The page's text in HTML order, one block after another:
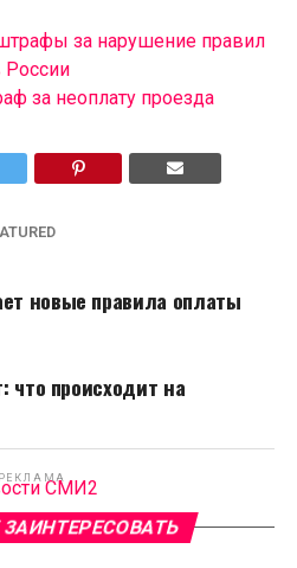
за нарушение правил
за неоплату проезда
новые правила оплаты
что происходит на
РЕКЛАМАСМИ2